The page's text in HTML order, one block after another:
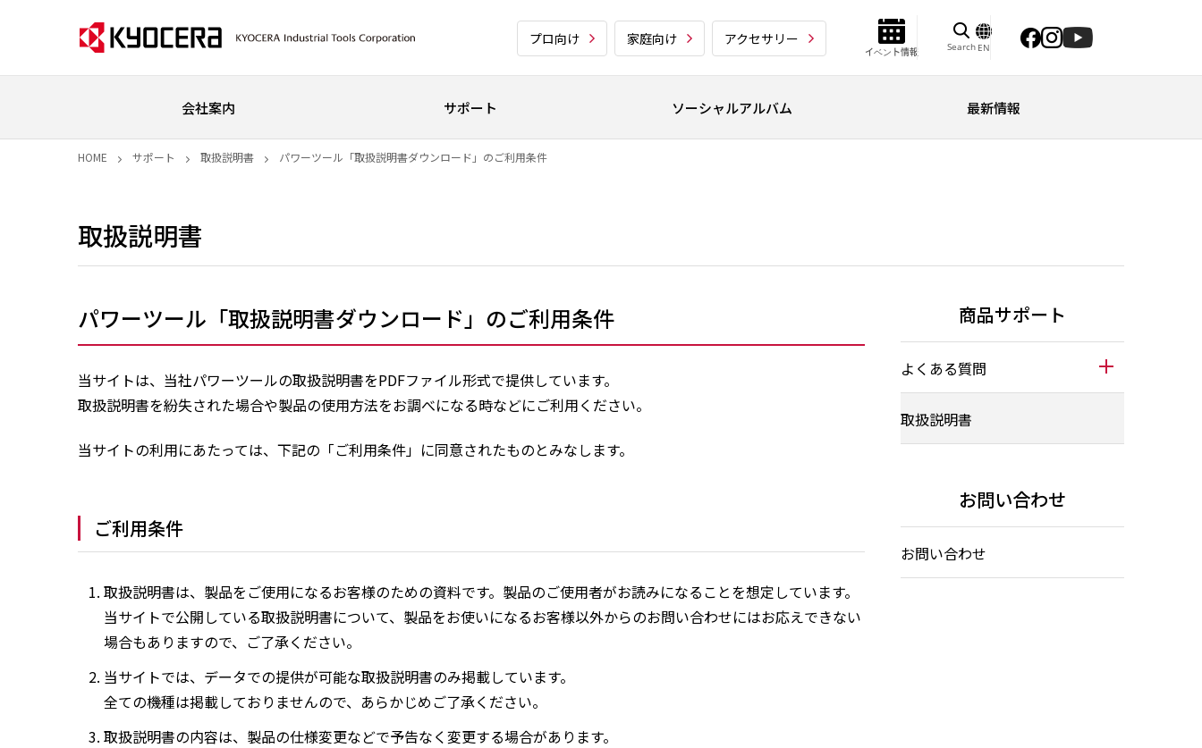
プロ向け 家庭向け アクセサリー
イベント情報 Search EN
会社案内 サポート ソーシャルアルバム 最新情報
HOME サポート 取扱説明書 パワーツール「取扱説明書ダウンロード」のご利用条件
取扱説明書
パワーツール「取扱説明書ダウンロード」のご利用条件
当サイトは、当社パワーツールの取扱説明書をPDFファイル形式で提供しています。
取扱説明書を紛失された場合や製品の使用方法をお調べになる時などにご利用ください。
当サイトの利用にあたっては、下記の「ご利用条件」に同意されたものとみなします。
ご利用条件
取扱説明書は、製品をご使用になるお客様のための資料です。製品のご使用者がお読みになることを想定しています。
当サイトで公開している取扱説明書について、製品をお使いになるお客様以外からのお問い合わせにはお応えできない
場合もありますので、ご了承ください。
当サイトでは、データでの提供が可能な取扱説明書のみ掲載しています。
全ての機種は掲載しておりませんので、あらかじめご了承ください。
取扱説明書の内容は、製品の仕様変更などで予告なく変更する場合があります。
商品サポート
よくある質問
取扱説明書
お問い合わせ
お問い合わせ